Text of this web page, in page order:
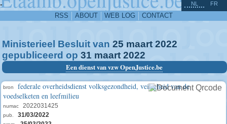
-
RSS ABOUT WEB LOG CONTACT
NL FR
Ministerieel Besluit van 25 maart 2022
gepubliceerd op 31 maart 2022
Een dienst van vzw OpenJustice.be
bron
federale overheidsdienst volksgezondheid, veiligheid van de
voedselketen en leefmilieu
numac 2022031425
pub. 31/03/2022
^